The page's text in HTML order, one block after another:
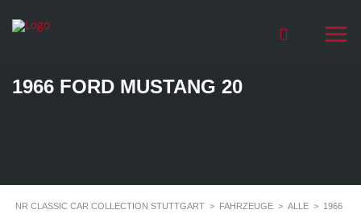
1966 FORD MUSTANG 20
NR CLASSIC CAR COLLECTION STUTTGART > FAHRZEUGE > ALLE > 1966